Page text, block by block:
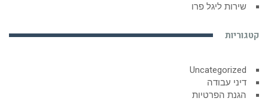
שירות ליגל פרו
קטגוריות
Uncategorized
דיני עבודה
הגנת הפרטיות